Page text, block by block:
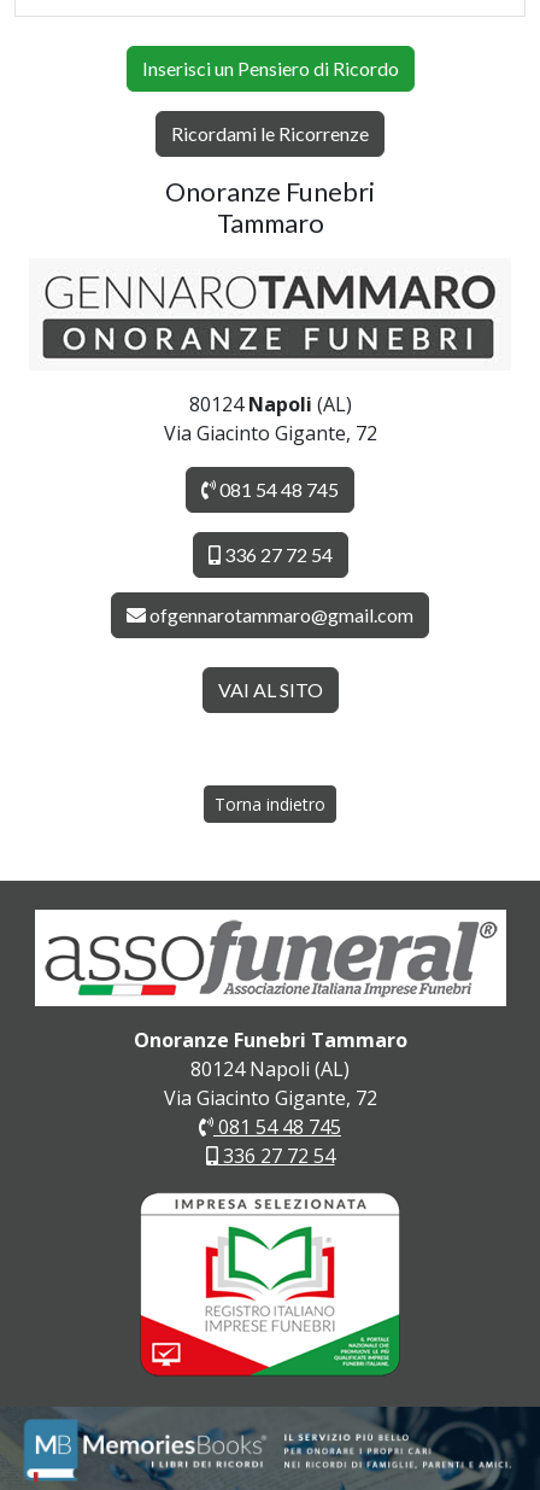
Inserisci un Pensiero di Ricordo
Ricordami le Ricorrenze
Onoranze Funebri
Tammaro
80124Napoli (AL)
Via Giacinto Gigante, 72
081 54 48 745
336 27 72 54
ofgennarotammaro@gmail.com
VAI AL SITO
Torna indietro
Onoranze Funebri Tammaro
80124 Napoli (AL)
Via Giacinto Gigante, 72
081 54 48 745
336 27 72 54